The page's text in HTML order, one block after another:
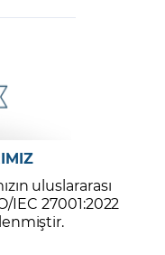
uluslararası
IEC 27001:2022